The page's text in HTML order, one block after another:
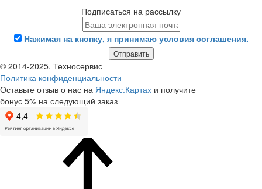
Подписаться на рассылку
Нажимая на кнопку, я принимаю условия соглашения.
Отправить
© 2014-2025. Техносервис
Политика конфиденциальности
Оставьте отзыв о нас на Яндекс.Картах и получите
бонус 5% на следующий заказ